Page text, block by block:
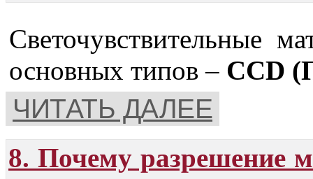
Светочувствительные
основных типов – CCD
ЧИТАТЬ ДАЛЕЕ
8. Почему разрешение